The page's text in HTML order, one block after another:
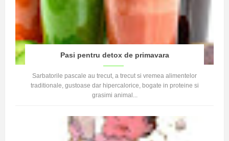
Pasi pentru detox de primavara
Sarbatorile pascale au trecut, a trecut si vremea alimentelor
traditionale, gustoase dar hipercalorice, bogate in proteine si
grasimi animal...